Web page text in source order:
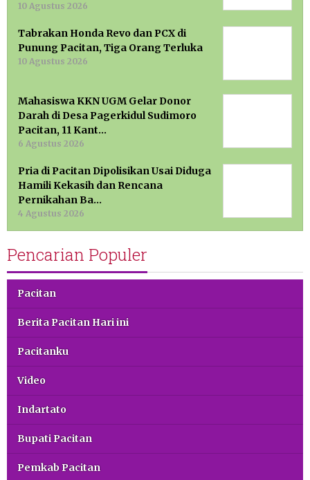
10 Agustus 2026
Tabrakan Honda Revo dan PCX di
Punung Pacitan, Tiga Orang Terluka
10 Agustus 2026
Mahasiswa KKN UGM Gelar Donor
Darah di Desa Pagerkidul Sudimoro
Pacitan, 11 Kant…
6 Agustus 2026
Pria di Pacitan Dipolisikan Usai Diduga
Hamili Kekasih dan Rencana
Pernikahan Ba…
4 Agustus 2026
Pencarian Populer
Pacitan
Berita Pacitan Hari ini
Pacitanku
Video
Indartato
Bupati Pacitan
Pemkab Pacitan